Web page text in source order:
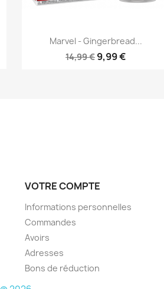
Marvel - Gingerbread...
14,99 € 9,99 €
Aperçu rapide
VOTRE COMPTE
Informations personnelles
Commandes
Avoirs
Adresses
Bons de réduction